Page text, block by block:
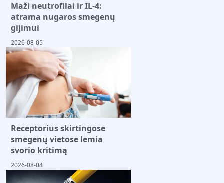
Maži neutrofilai ir IL-4:
atrama nugaros smegenų
gijimui
2026-08-05
Receptorius skirtingose
smegenų vietose lemia
svorio kritimą
2026-08-04